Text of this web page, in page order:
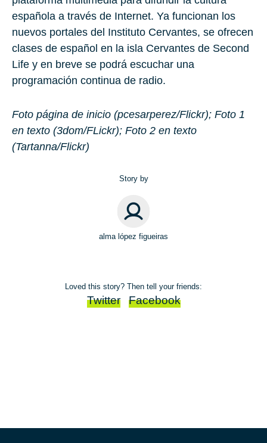
española a través de Internet. Ya funcionan los
nuevos portales del Instituto Cervantes, se ofrecen
clases de español en la isla Cervantes de Second
Life y en breve se podrá escuchar una
programación continua de radio.
Foto página de inicio (pcesarperez/Flickr); Foto 1
en texto (3dom/FLickr); Foto 2 en texto
(Tartanna/Flickr)
Story by
alma lópez figueiras
Loved this story? Then tell your friends:
Twitter Facebook